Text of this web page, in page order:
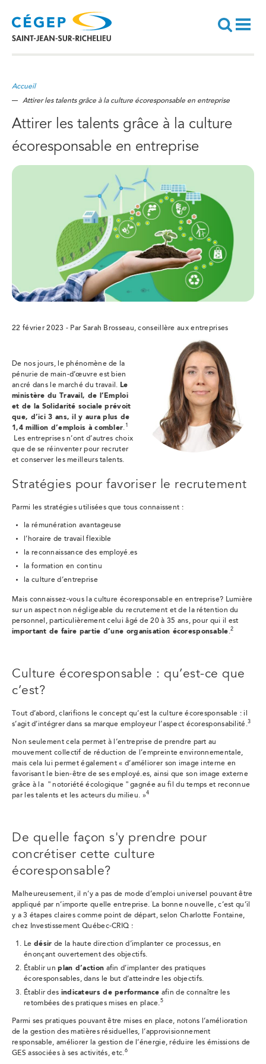
contenu
principal
Recherche
Accueil
Attirer les talents grâce à la culture écoresponsable en entreprise
Attirer les talents grâce à la culture
écoresponsable en entreprise
22 février 2023 - Par Sarah Brosseau, conseillère aux entreprises
De nos jours, le phénomène de la
pénurie de main-d’œuvre est bien
ancré dans le marché du travail. Le
ministère du Travail, de l’Emploi
et de la Solidarité sociale prévoit
que, d’ici 3 ans, il y aura plus de
1,4 million d’emplois à combler. 1
Les entreprises n’ont d’autres choix
que de se réinventer pour recruter
et conserver les meilleurs talents.
Stratégies pour favoriser le recrutement
Parmi les stratégies utilisées que tous connaissent :
la rémunération avantageuse
l’horaire de travail flexible
la reconnaissance des employé.es
la formation en continu
la culture d’entreprise
Mais connaissez-vous la culture écoresponsable en entreprise? Lumière
sur un aspect non négligeable du recrutement et de la rétention du
personnel, particulièrement celui âgé de 20 à 35 ans, pour qui il est
important de faire partie d’une organisation écoresponsable.2
Culture écoresponsable : qu’est-ce que
c’est?
Tout d’abord, clarifions le concept qu’est la culture écoresponsable : il
s’agit d’intégrer dans sa marque employeur l’aspect écoresponsabilité.3
Non seulement cela permet à l’entreprise de prendre part au
mouvement collectif de réduction de l’empreinte environnementale,
mais cela lui permet également « d’améliorer son image interne en
favorisant le bien-être de ses employé.es, ainsi que son image externe
grâce à la ʺ notoriété écologique ʺ gagnée au fil du temps et reconnue
par les talents et les acteurs du milieu. »4
De quelle façon s'y prendre pour
concrétiser cette culture
écoresponsable?
Malheureusement, il n’y a pas de mode d’emploi universel pouvant être
appliqué par n’importe quelle entreprise. La bonne nouvelle, c’est qu’il
y a 3 étapes claires comme point de départ, selon Charlotte Fontaine,
chez Investissement Québec-CRIQ :
Le désir de la haute direction d’implanter ce processus, en
énonçant ouvertement des objectifs.
Établir unplan d’action afin d’implanter des pratiques
écoresponsables, dans le but d’atteindre les objectifs.
Établir des indicateurs de performance afin de connaître les
retombées des pratiques mises en place.5
Parmi ses pratiques pouvant être mises en place, notons l’amélioration
de la gestion des matières résiduelles, l’approvisionnement
responsable, améliorer la gestion de l’énergie, réduire les émissions de
GES associées à ses activités, etc.6